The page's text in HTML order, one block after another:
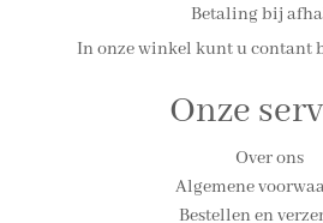
Betaling bij
In onze winkel kunt u contant
Onze
Over ons
Algemene
Bestellen en